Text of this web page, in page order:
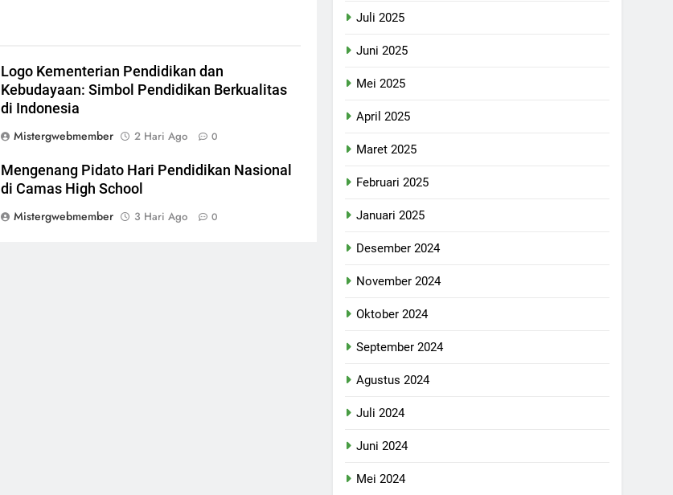
Logo Kementerian Pendidikan dan
Kebudayaan: Simbol Pendidikan Berkualitas
di Indonesia
Mistergwebmember
2 Hari Ago 0
Mengenang Pidato Hari Pendidikan Nasional
di Camas High School
Mistergwebmember
3 Hari Ago 0
Juli 2025
Juni 2025
Mei 2025
April 2025
Maret 2025
Februari 2025
Januari 2025
Desember 2024
November 2024
Oktober 2024
September 2024
Agustus 2024
Juli 2024
Juni 2024
Mei 2024